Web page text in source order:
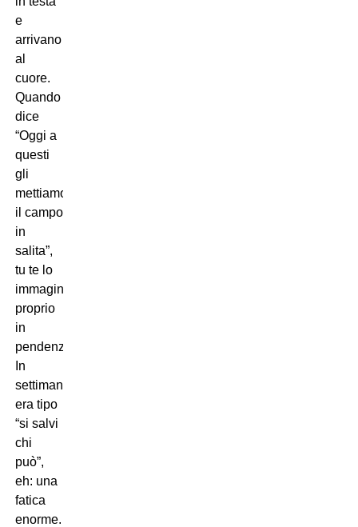
e
arrivano
al
cuore.
Quando
dice
“Oggi a
questi
gli
mettiamo
il campo
in
salita”,
tu te lo
immagini
proprio
in
pendenza.
In
settimana
era tipo
“si salvi
chi
può”,
eh: una
fatica
enorme.